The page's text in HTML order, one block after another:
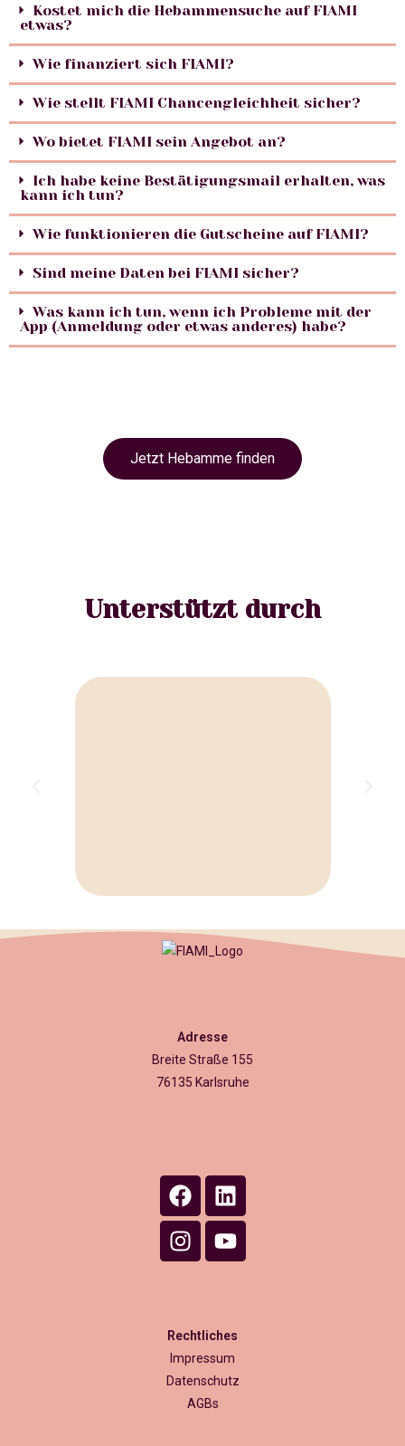
Kostet mich die Hebammensuche auf FIAMI
etwas?
Wie finanziert sich FIAMI?
Wie stellt FIAMI Chancengleichheit sicher?
Wo bietet FIAMI sein Angebot an?
Ich habe keine Bestätigungsmail erhalten, was
kann ich tun?
Wie funktionieren die Gutscheine auf FIAMI?
Sind meine Daten bei FIAMI sicher?
Was kann ich tun, wenn ich Probleme mit der
App (Anmeldung oder etwas anderes) habe?
Jetzt Hebamme finden
Unterstützt durch
Adresse
Breite Straße 155
76135 Karlsruhe
Rechtliches
Impressum
Datenschutz
AGBs